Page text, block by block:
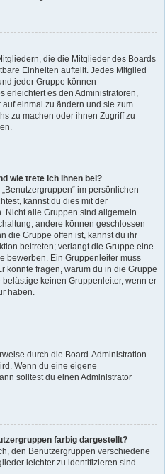
die die Mitglieder des Boards
Einheiten aufteilt. Jedes Mitglied
jeder Gruppe können
erleichtert es den Administratoren,
einmal zu ändern und sie zum
zu machen oder ihnen Zugriff zu
wie trete ich ihnen bei?
im persönlichen
kannst du dies mit der
Nicht alle Gruppen sind allgemein
andere können geschlossen
die Gruppe offen ist, kannst du ihr
beitreten; verlangt die Gruppe eine
bewerben. Ein Gruppenleiter muss
könnte fragen, warum du in die Gruppe
keinen Gruppenleiter, wenn er
haben.
durch die Board-Administration
Wenn du eine eigene
solltest du einen Administrator
farbig dargestellt?
den Benutzergruppen verschiedene
leichter zu identifizieren sind.